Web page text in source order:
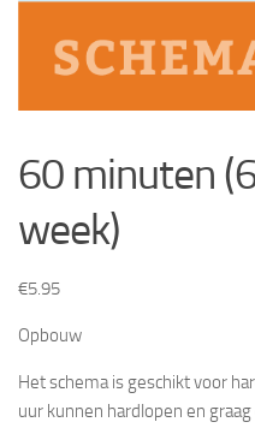
60 minuten
week)
€5.95
Opbouw
Het schema is geschikt voor
uur kunnen hardlopen en